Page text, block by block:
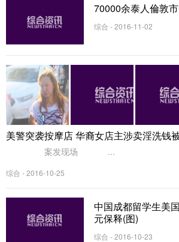
70000余泰人倫敦
综合 - 2016-11-02
美警突袭按摩店 华裔女店主涉卖淫洗钱
案发现场 ...
综合 - 2016-10-25
中国成都留学生美
元保释(图)
综合 - 2016-10-23